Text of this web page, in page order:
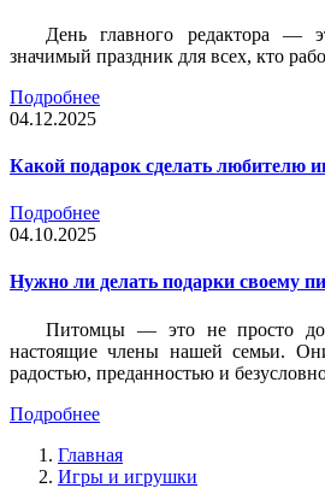
День главного редактора —
значимый праздник для всех, кто
Подробнее
04.12.2025
Какой подарок сделать любителю
Подробнее
04.10.2025
Нужно ли делать подарки своему
Питомцы — это не просто
настоящие члены нашей семьи.
радостью, преданностью и
Подробнее
Главная
Игры и игрушки